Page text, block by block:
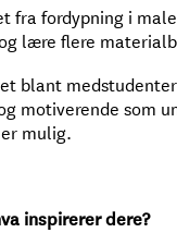
fra fordypning i
lære flere
blant
motiverende som
mulig.
inspirerer dere?